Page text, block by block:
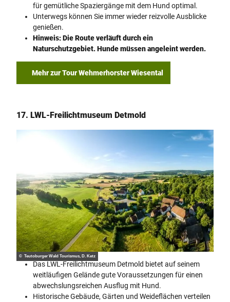
für gemütliche Spaziergänge mit dem Hund optimal.
Unterwegs können Sie immer wieder reizvolle Ausblicke
genießen.
Hinweis: Die Route verläuft durch ein
Naturschutzgebiet. Hunde müssen angeleint werden.
Mehr zur Tour Wehmerhorster Wiesental
17. LWL-Freilichtmuseum Detmold
© Teutoburger Wald Tourismus, D. Ketz
Das LWL-Freilichtmuseum Detmold bietet auf seinem
weitläufigen Gelände gute Voraussetzungen für einen
abwechslungsreichen Ausflug mit Hund.
Historische Gebäude, Gärten und Weideflächen verteilen